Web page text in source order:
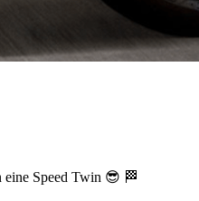
eine Speed Twin 😎 🏁